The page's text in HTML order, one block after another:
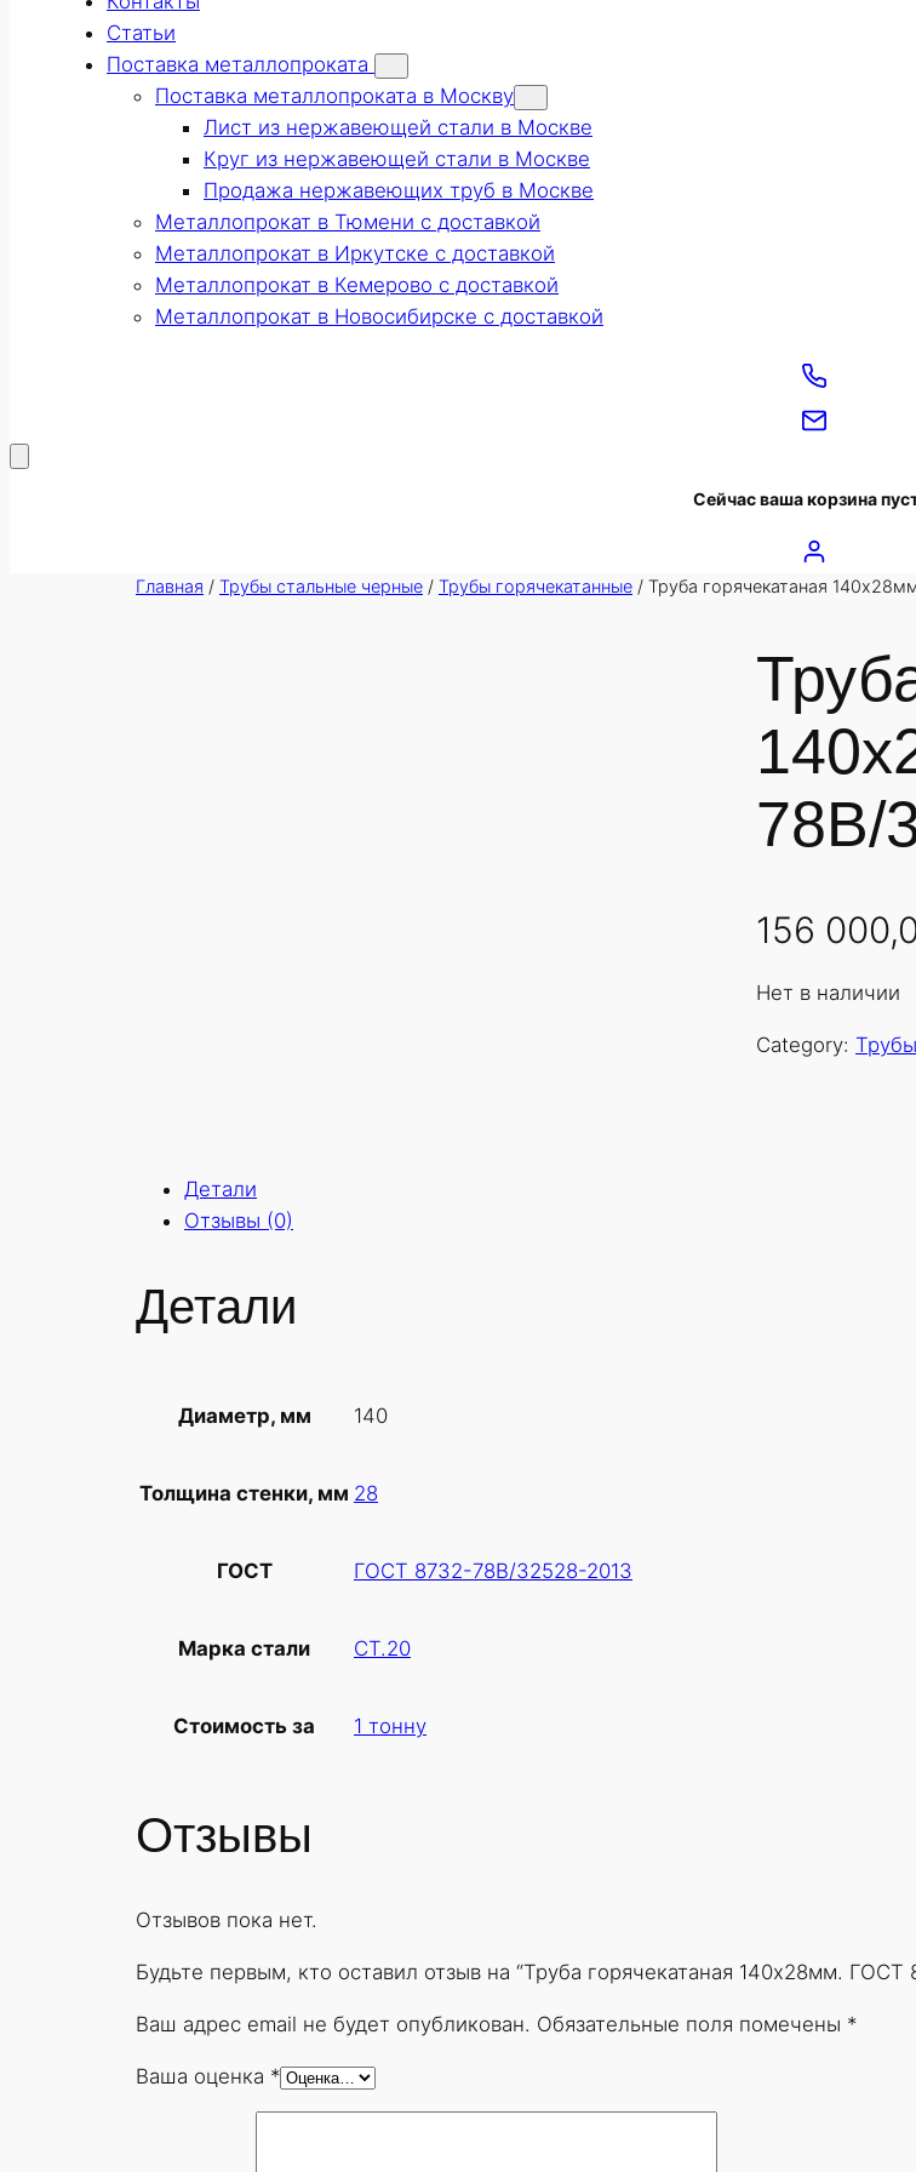
Статьи
Поставка металлопроката
Поставка металлопроката в Москву
Лист из нержавеющей стали в Москве
Круг из нержавеющей стали в Москве
Продажа нержавеющих труб в Москве
Металлопрокат в Тюмени с доставкой
Металлопрокат в Иркутске с доставкой
Металлопрокат в Кемерово с доставкой
Металлопрокат в Новосибирске с доставкой
Сейчас ваша корзина
Главная / Трубы стальные черные / Трубы горячекатанные / Труба горячекатаная
78В/
156
Нет в наличии
Category:
Детали
Отзывы (0)
Детали
Диаметр, мм 140
Толщина стенки, мм 28
ГОСТ ГОСТ 8732-78В/32528-2013
Марка стали СТ.20
Стоимость за 1 тонну
Отзывы
Отзывов пока нет.
Будьте первым, кто оставил отзыв на “Труба горячекатаная 140х28мм.
Ваш адрес email не будет опубликован. Обязательные поля помечены *
Ваша оценка *